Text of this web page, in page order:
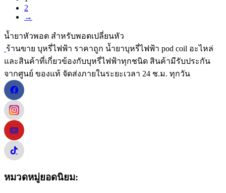
2
→
น้ำยาหัวพอต สำหรับพอตเปลี่ยนหัว
ร้านขาย บุหรี่ไฟฟ้า ราคาถูก น้ำยาบุหรี่ไฟฟ้า pod coil อะไหล่
และสินค้าที่เกี่ยวข้องกับบุหรี่ไฟฟ้าทุกชนิด สินค้ามีรับประกัน
จากศูนย์ ของแท้ จัดส่งภายในระยะเวลา 24 ช.ม. ทุกวัน
หมวดหมู่ยอดนิยม: